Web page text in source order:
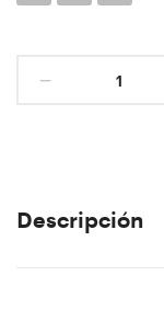
Descripción